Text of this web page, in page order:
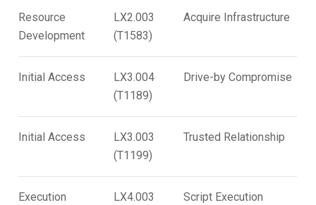
Resource
Development
LX2.003
(T1583)
Acquire Infrastructure
Initial Access
LX3.004
(T1189)
Drive-by Compromise
Initial Access
LX3.003
(T1199)
Trusted Relationship
Execution LX4.003 Script Execution